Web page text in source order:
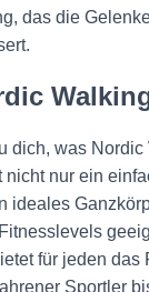
das die
dich, was
nicht nur ein
ideales
für jeden das
Sportler